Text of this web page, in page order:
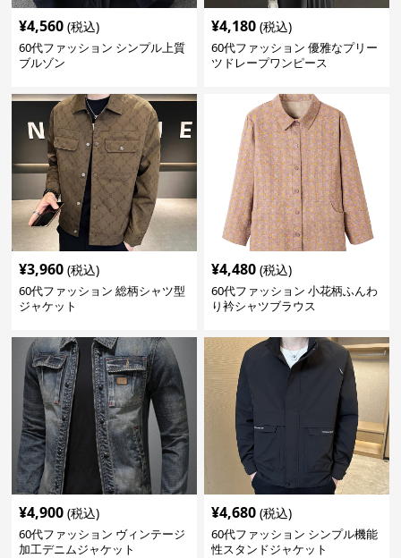
¥4,560 (税込)
60代ファッション シンプル上質
ブルゾン
¥4,180 (税込)
60代ファッション 優雅なプリー
ツドレープワンピース
¥3,960 (税込)
60代ファッション 総柄シャツ型
ジャケット
¥4,480 (税込)
60代ファッション 小花柄ふんわ
り衿シャツブラウス
¥4,900 (税込)
60代ファッション ヴィンテージ
加工デニムジャケット
¥4,680 (税込)
60代ファッション シンプル機能
性スタンドジャケット